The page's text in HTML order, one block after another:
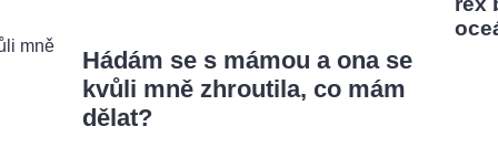
Hádám se s mámou a ona se
kvůli mně zhroutila, co mám
dělat?